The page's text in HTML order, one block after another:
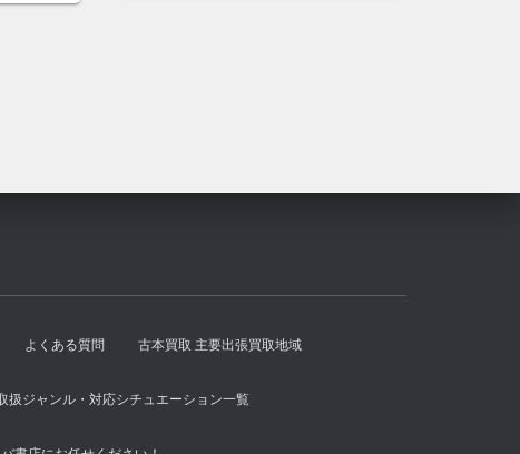
よくある質問 古本買取 主要出張買取地域
扱ジャンル・対応シチュエーション一覧